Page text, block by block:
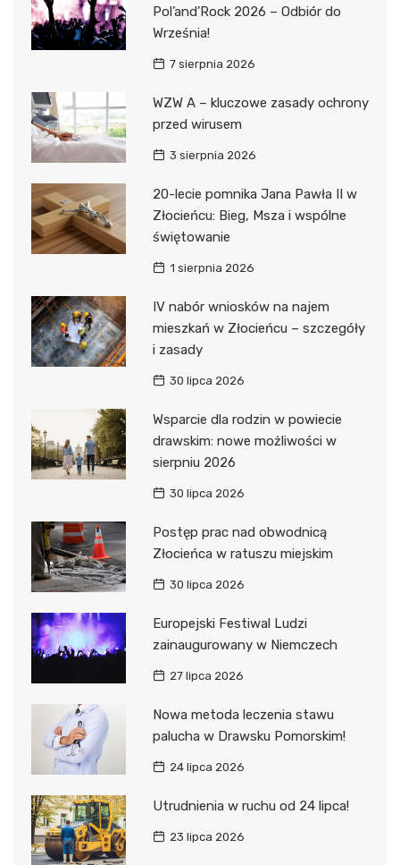
Pol’and’Rock 2026 – Odbiór do
Września!
7 sierpnia 2026
WZW A – kluczowe zasady ochrony
przed wirusem
3 sierpnia 2026
20-lecie pomnika Jana Pawła II w
Złocieńcu: Bieg, Msza i wspólne
świętowanie
1 sierpnia 2026
IV nabór wniosków na najem
mieszkań w Złocieńcu – szczegóły
i zasady
30 lipca 2026
Wsparcie dla rodzin w powiecie
drawskim: nowe możliwości w
sierpniu 2026
30 lipca 2026
Postęp prac nad obwodnicą
Złocieńca w ratuszu miejskim
30 lipca 2026
Europejski Festiwal Ludzi
zainaugurowany w Niemczech
27 lipca 2026
Nowa metoda leczenia stawu
palucha w Drawsku Pomorskim!
24 lipca 2026
Utrudnienia w ruchu od 24 lipca!
23 lipca 2026